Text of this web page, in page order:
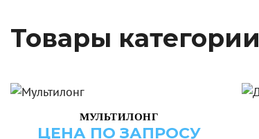
Товары категории
ДОБАВИТЬ В КОРЗИНУ
МУЛЬТИЛОНГ
ЦЕНА ПО ЗАПРОСУ